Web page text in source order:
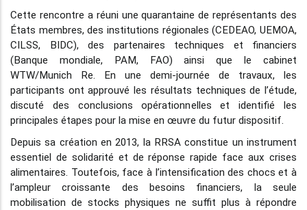
Cette rencontre a réuni une quarantaine de représentants des
États membres, des institutions régionales (CEDEAO, UEMOA,
CILSS, BIDC), des partenaires techniques et financiers
(Banque mondiale, PAM, FAO) ainsi que le cabinet
WTW/Munich Re. En une demi-journée de travaux, les
participants ont approuvé les résultats techniques de l’étude,
discuté des conclusions opérationnelles et identifié les
principales étapes pour la mise en œuvre du futur dispositif.
Depuis sa création en 2013, la RRSA constitue un instrument
essentiel de solidarité et de réponse rapide face aux crises
alimentaires. Toutefois, face à l’intensification des chocs et à
l’ampleur croissante des besoins financiers, la seule
mobilisation de stocks physiques ne suffit plus à répondre